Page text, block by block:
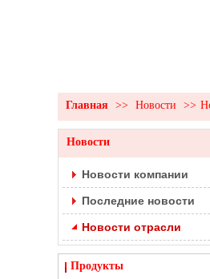
Главная >> Новости >>
Новости
Новости компании
Последние новости
Новости отрасли
Продукты